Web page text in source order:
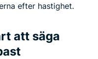
efter hastighet.
att säga